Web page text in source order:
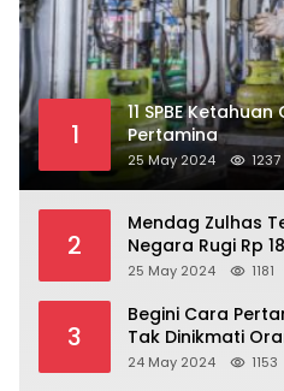
1
11 SPBE
Pertamina
25 May 2024 1237
2
Mendag Zulhas
Negara Rugi Rp
25 May 2024 1181
3
Begini Cara
Tak Dinikmati
24 May 2024 1153